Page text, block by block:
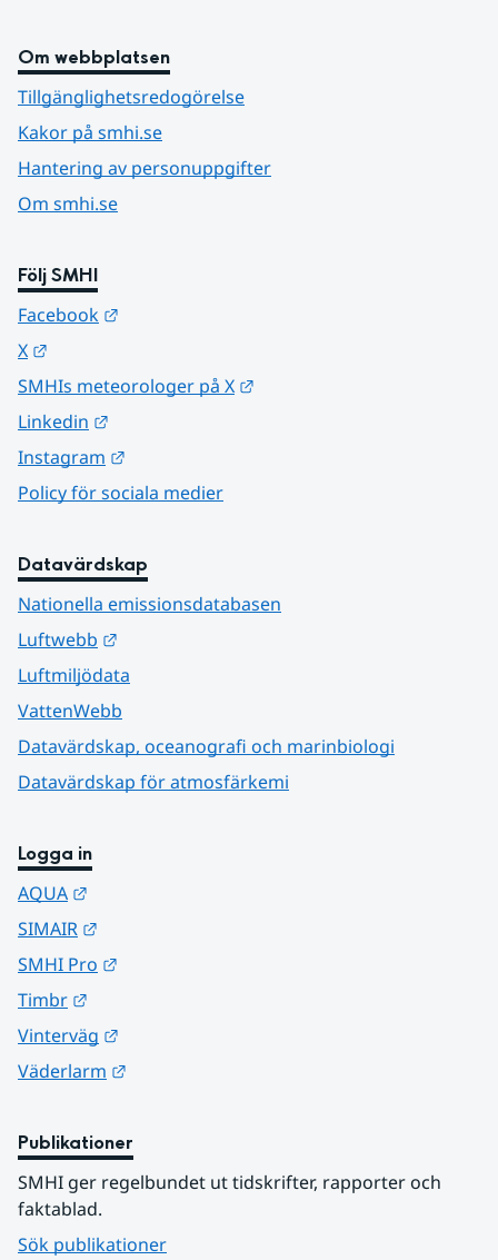
Om webbplatsen
Tillgänglighetsredogörelse
Kakor på smhi.se
Hantering av personuppgifter
Om smhi.se
Följ SMHI
Facebook
X
SMHIs meteorologer på X
Linkedin
Instagram
Policy för sociala medier
Datavärdskap
Nationella emissionsdatabasen
Luftwebb
Luftmiljödata
VattenWebb
Datavärdskap, oceanografi och marinbiologi
Datavärdskap för atmosfärkemi
Logga in
AQUA
SIMAIR
SMHI Pro
Timbr
Vinterväg
Väderlarm
Publikationer
SMHI ger regelbundet ut tidskrifter, rapporter och
faktablad.
Sök publikationer